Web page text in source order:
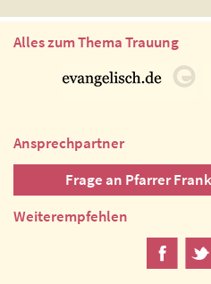
Alles zum Thema Trauung
Ansprechpartner
Frage an Pfarrer
Weiterempfehlen